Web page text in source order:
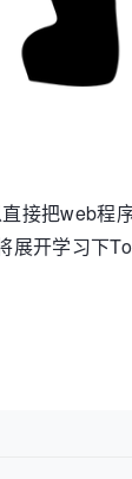
接把web
开学习下